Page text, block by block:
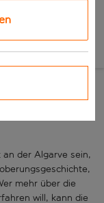
der Algarve sein,
mehr über die
will, kann die